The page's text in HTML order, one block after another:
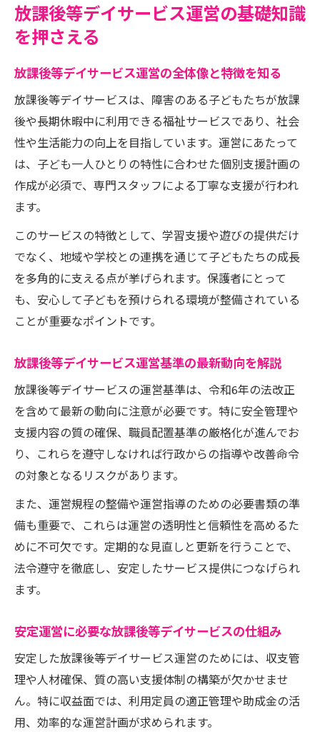
仕組み
初めてでもわかる放課後等デイサービス運
識まとめ
経営安定化へ導く放課後等デイサービス運営法
放課後等デイサービス経営者年収から見る
収益モデル
放課後等デイサービスの安定経営に必要な
実践法
放課後等デイサービス運営基準を守る経営
の工夫
理ポイント
資格不要で始める放課後等デイサービス運営の
現実
放課後等デイサービス運営者資格の基本を
解説
資格不要でも放課後等デイサービス運営は
可能か
放課後等デイサービス経営者資格不問の注
意点
放課後等デイサービス立ち上げ時の資格要
の実際
運営規程や必要書類のポイント徹底整理
放課後等デイサービス運営規程の作成ポイ
ント
放課後等デイサービス必要書類の準備方法
放課後等デイサービス運営の基礎知識
を押さえる
放課後等デイサービス運営の全体像と特徴を知る
放課後等デイサービスは、障害のある子どもたちが放課
後や長期休暇中に利用できる福祉サービスであり、社会
性や生活能力の向上を目指しています。運営にあたって
は、子ども一人ひとりの特性に合わせた個別支援計画の
作成が必須で、専門スタッフによる丁寧な支援が行われ
ます。
このサービスの特徴として、学習支援や遊びの提供だけ
でなく、地域や学校との連携を通じて子どもたちの成長
を多角的に支える点が挙げられます。保護者にとって
も、安心して子どもを預けられる環境が整備されている
ことが重要なポイントです。
放課後等デイサービス運営基準の最新動向を解説
放課後等デイサービスの運営基準は、令和6年の法改正
を含めて最新の動向に注意が必要です。特に安全管理や
支援内容の質の確保、職員配置基準の厳格化が進んでお
り、これらを遵守しなければ行政からの指導や改善命令
の対象となるリスクがあります。
また、運営規程の整備や運営指導のための必要書類の準
備も重要で、これらは運営の透明性と信頼性を高めるた
めに不可欠です。定期的な見直しと更新を行うことで、
法令遵守を徹底し、安定したサービス提供につなげられ
ます。
安定運営に必要な放課後等デイサービスの仕組み
安定した放課後等デイサービス運営のためには、収支管
理や人材確保、質の高い支援体制の構築が欠かせませ
ん。特に収益面では、利用定員の適正管理や助成金の活
用、効率的な運営計画が求められます。